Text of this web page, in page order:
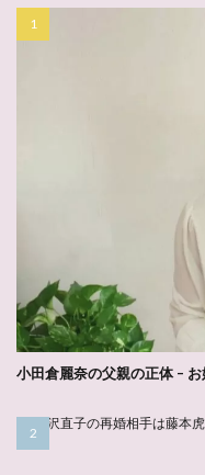
小田倉麗奈の父親の正体 –